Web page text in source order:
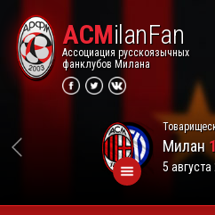
ACMilanFan
Ассоциация русскоязычных
фанклубов Милана
Милан
5 августа